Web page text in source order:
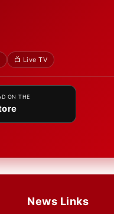
📺 Live TV
ON THE
News Links